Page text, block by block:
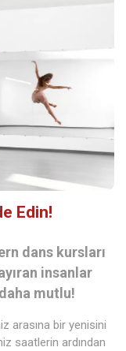
Edin!
dans kursları
insanlar
mutlu!
arasına bir yenisini
saatlerin ardından